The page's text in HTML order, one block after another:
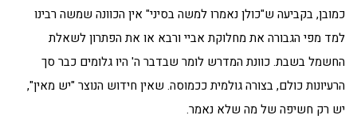
כמובן, בקביעה ש"כולן נאמרו למשה בסיני" אין הכוונה שמשה רבינו
למד מפי הגבורה את מחלוקת אביי ורבא או את הפתרון לשאלת
החשמל בשבת. כוונת המדרש לומר שבדבר ה' היו גלומים כבר סך
הרעיונות כולם, בצורה גולמית ככמוסה. שאין חידוש הנוצר "יש מאין",
יש רק חשיפה של מה שלא נאמר.